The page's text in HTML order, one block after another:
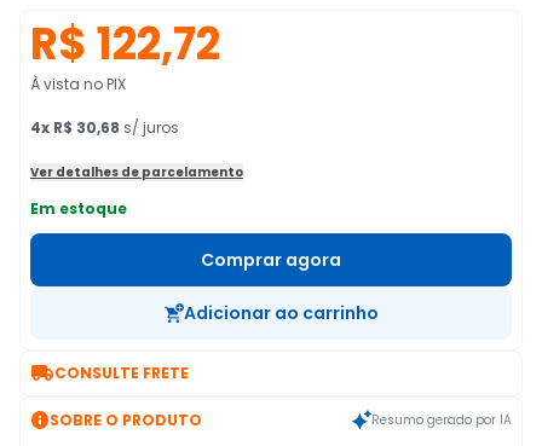
R$ 122,72
À vista no PIX
4x R$ 30,68 s/ juros
Ver detalhes de parcelamento
Em estoque
Comprar agora
Adicionar ao carrinho
CONSULTE FRETE
SOBRE O PRODUTO Resumo gerado por IA